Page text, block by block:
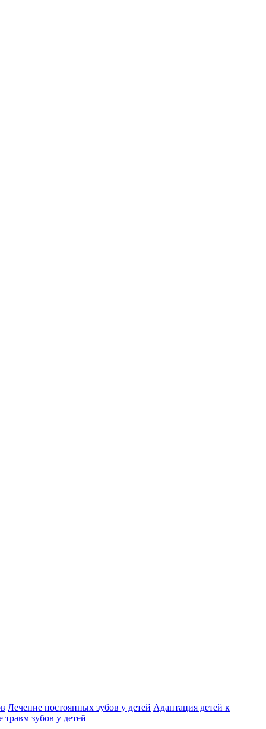
Лечение постоянных зубов у детей Адаптация детей к
травм зубов у детей